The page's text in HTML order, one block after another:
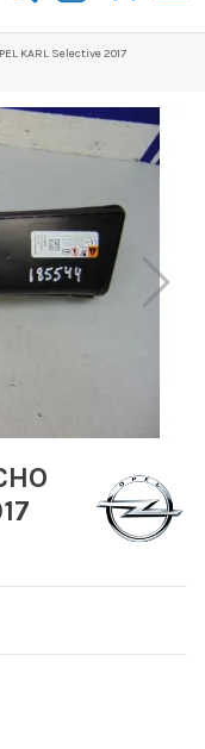
KARL Selective 2017